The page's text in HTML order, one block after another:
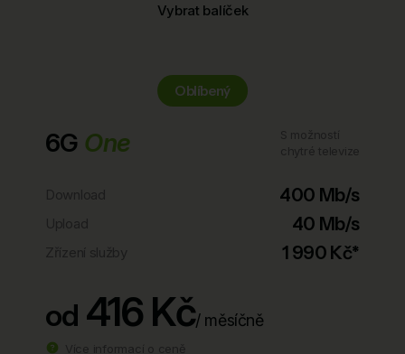
Vybrat balíček
Oblíbený
6G One
400 Mb/s
40 Mb/s
1 990 Kč*
od 416 Kč/ měsíčně